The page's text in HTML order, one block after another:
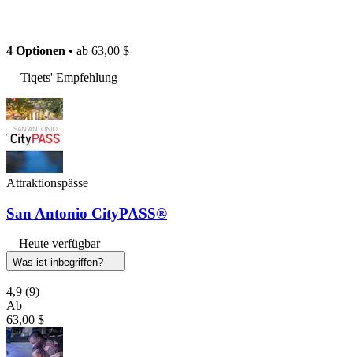
4 Optionen • ab 63,00 $
Tiqets' Empfehlung
Attraktionspässe
San Antonio CityPASS®
Heute verfügbar
Was ist inbegriffen?
4,9 (9)
Ab
63,00 $